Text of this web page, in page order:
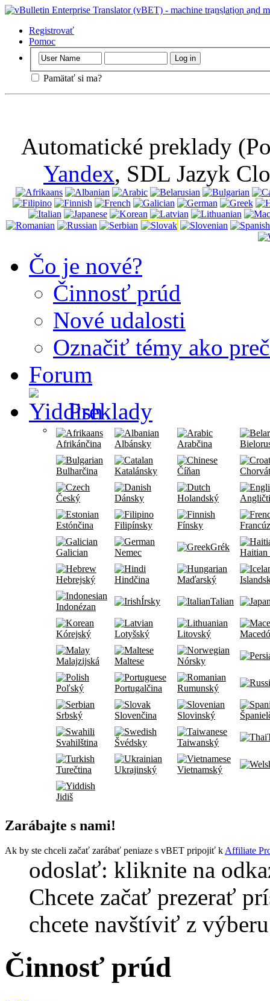
Dôležitý: Táto
Registrovať
Pomoc
Pamätať si ma?
Automatické preklady
Yandex, SDL Jazyk
Čo je nové?
Činnosť prúd
Nové udalosti
Označiť témy ako
Forum
Preklady
Afrikánčina Albánsky Arabčina
Bulharčina Katalánsky Číňan
Český Dánsky Holandský
Estónčina Filipínsky Fínsky
Galician Nemec
Grék
Haitian
Hebrejský Hindčina Maďarský
Indonézan
Írsky Talian
Kórejský Lotyšský Litovský
Malajzijská Maltese Nórsky
Poľský Portugalčina Rumunský
Srbský Slovenčina Slovinský
Svahilština Švédsky Taiwanský
Turečtina Ukrajinský Vietnamský
Jidiš
Zarábajte s nami!
Ak by ste chceli začať zarábať peniaze s vBET pripojiť kAffiliate
odoslať: kliknite na
Chcete začať prezerať
chcete navštíviť z
Činnosť prúd